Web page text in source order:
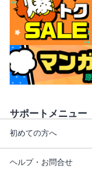
サポートメニュー
初めての方へ
ヘルプ・お問合せ